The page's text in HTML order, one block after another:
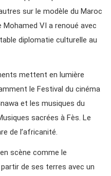
sur le modèle du Maroc
Mohamed VI a renoué avec
diplomatie culturelle au
mettent en lumière
le Festival du cinéma
et les musiques du
sacrées à Fès. Le
de l’africanité.
scène comme le
de ses terres avec un